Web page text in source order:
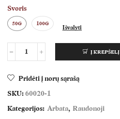
Svoris
50G 100G
Išvalyti
Į KREPŠELĮ
Pridėti į norų sąrašą
SKU:60020-1
Kategorijos: Arbata, Raudonoji